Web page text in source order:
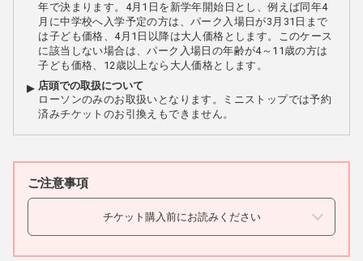
年で決まります。4月1日を新学年開始日とし、例えば同年4
月に中学校へ入学予定の方は、パーク入場日が3月31日まで
は子ども価格、4月1日以降は大人価格とします。このケース
に該当しない場合は、パーク入場日の年齢が4～11歳の方は
子ども価格、12歳以上なら大人価格とします。
店頭での取扱について
ローソンのみのお取扱いとなります。ミニストップでは予約
済みチケットのお引換えもできません。
ご注意事項
チケット購入前にお読みください
チケットの転売は固く禁止されています。転売チケットはパー